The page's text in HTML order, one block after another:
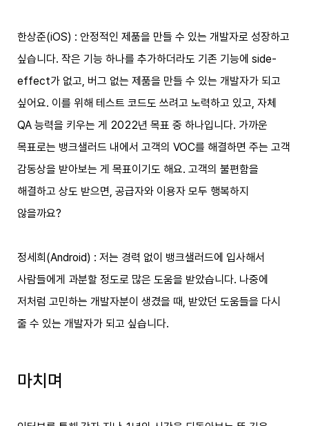
한상준(iOS) : 안정적인 제품을 만들 수 있는 개발자로 성장하고
싶습니다. 작은 기능 하나를 추가하더라도 기존 기능에 side-
effect가 없고, 버그 없는 제품을 만들 수 있는 개발자가 되고
싶어요. 이를 위해 테스트 코드도 쓰려고 노력하고 있고, 자체
QA 능력을 키우는 게 2022년 목표 중 하나입니다. 가까운
목표로는 뱅크샐러드 내에서 고객의 VOC를 해결하면 주는 고객
감동상을 받아보는 게 목표이기도 해요. 고객의 불편함을
해결하고 상도 받으면, 공급자와 이용자 모두 행복하지
않을까요?
정세희(Android) : 저는 경력 없이 뱅크샐러드에 입사해서
사람들에게 과분할 정도로 많은 도움을 받았습니다. 나중에
저처럼 고민하는 개발자분이 생겼을 때, 받았던 도움들을 다시
줄 수 있는 개발자가 되고 싶습니다.
마치며